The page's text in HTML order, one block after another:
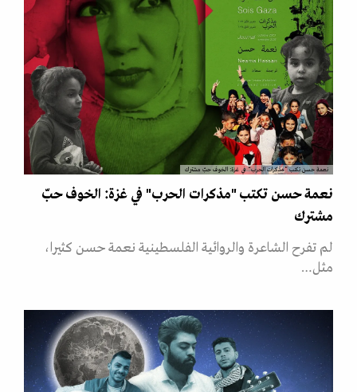
نعمة حسن تكتب "مذكرات الحرب" في غزة: الخوف حبّ مشترك
نعمة حسن تكتب "مذكرات الحرب" في غزة: الخوف حبّ
مشترك
لم تفرح الشاعرة والروائية الفلسطينية نعمة حسن كثيرا،
مثل…